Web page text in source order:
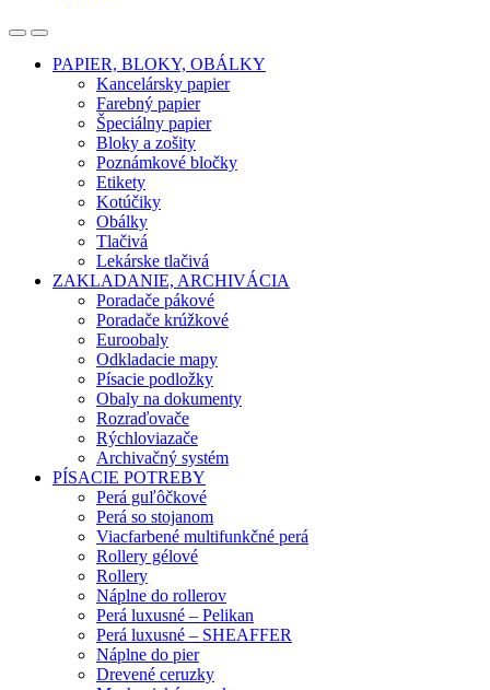
OpenClose
PAPIER, BLOKY, OBÁLKY
Kancelársky papier
Farebný papier
Špeciálny papier
Bloky a zošity
Poznámkové bločky
Etikety
Kotúčiky
Obálky
Tlačivá
Lekárske tlačivá
ZAKLADANIE, ARCHIVÁCIA
Poradače pákové
Poradače krúžkové
Euroobaly
Odkladacie mapy
Písacie podložky
Obaly na dokumenty
Rozraďovače
Rýchloviazače
Archivačný systém
PÍSACIE POTREBY
Perá guľôčkové
Perá so stojanom
Viacfarbené multifunkčné perá
Rollery gélové
Rollery
Náplne do rollerov
Perá luxusné – Pelikan
Perá luxusné – SHEAFFER
Náplne do pier
Drevené ceruzky